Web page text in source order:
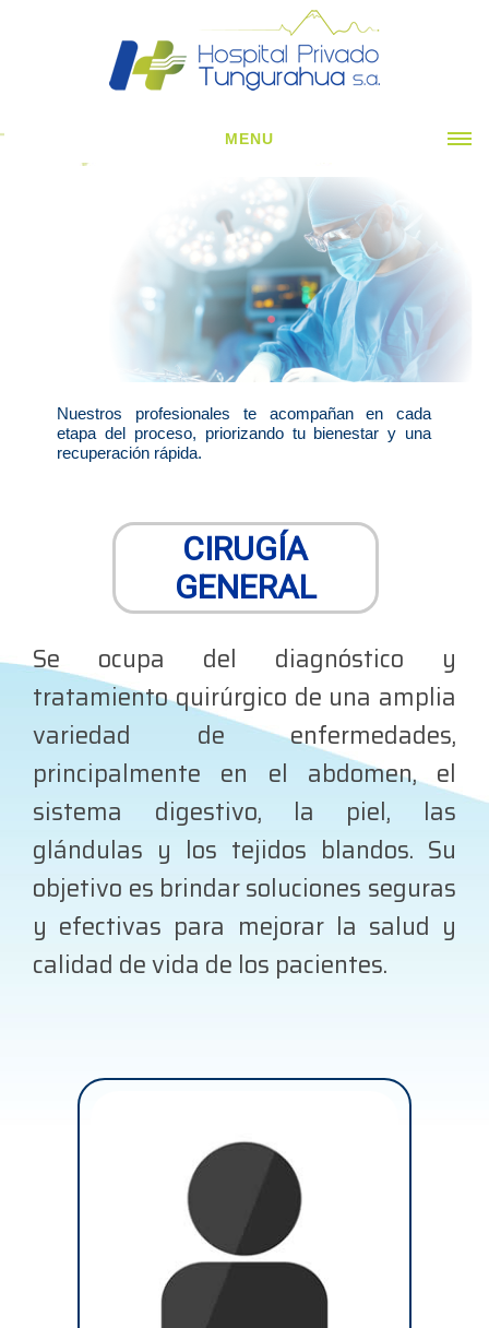
MENU
CORPORATIVO ▼
ESPECIALIDADES CLÍNICAS ▼
ESPECIALIDADES QUIRÚRGICAS ▼
SERVICIOS H. ▼
CONTÁCTENOS
Nuestros profesionales te acompañan en cada
etapa del proceso, priorizando tu bienestar y una
recuperación rápida.
CIRUGÍA
GENERAL
Se ocupa del diagnóstico y
tratamiento quirúrgico de una amplia
variedad de enfermedades,
principalmente en el abdomen, el
sistema digestivo, la piel, las
glándulas y los tejidos blandos. Su
objetivo es brindar soluciones seguras
y efectivas para mejorar la salud y
calidad de vida de los pacientes.